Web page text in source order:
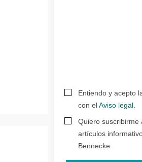
Entiendo y acepto
con elAviso legal
Quiero suscribirme
artículos
Bennecke.